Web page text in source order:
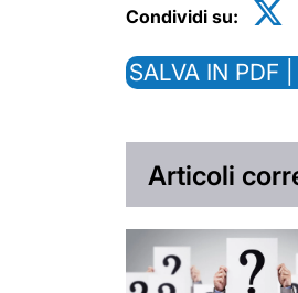
Condividi su:
SALVA IN PDF
Articoli